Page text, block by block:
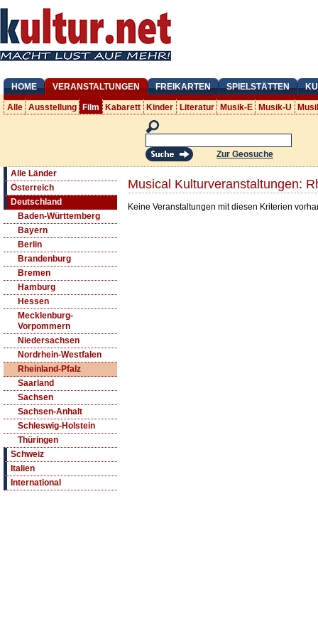
HOME VERANSTALTUNGEN FREIKARTEN SPIELSTÄTTEN
Alle Ausstellung Film Kabarett Kinder Literatur Musik-E Musik-U
Zur Geosuche
Alle Länder
Österreich
Deutschland
Baden-Württemberg
Bayern
Berlin
Brandenburg
Bremen
Hamburg
Hessen
Mecklenburg-
Vorpommern
Niedersachsen
Nordrhein-Westfalen
Rheinland-Pfalz
Saarland
Sachsen
Sachsen-Anhalt
Schleswig-Holstein
Thüringen
Schweiz
Italien
International
Musical Kulturveranstaltungen:
Keine Veranstaltungen mit diesen Kriterien